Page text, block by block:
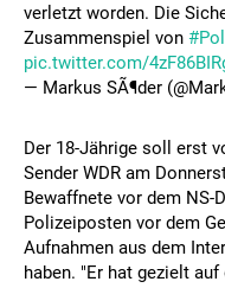
verletzt worden. Die
Zusammenspiel von
pic.twitter.com/
— Markus SÃ¶der
Der 18-Jährige soll erst
Sender WDR am
Bewaffnete vor dem NS-
Polizeiposten vor dem
Aufnahmen aus dem
haben. "Er hat gezielt